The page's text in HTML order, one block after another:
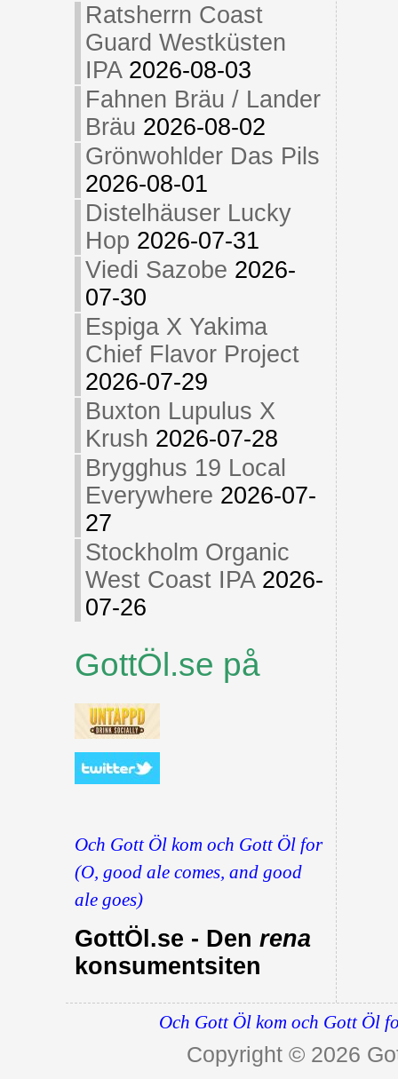
Ratsherrn Coast
Guard Westküsten
IPA 2026-08-03
Fahnen Bräu / Lander
Bräu 2026-08-02
Grönwohlder Das Pils
2026-08-01
Distelhäuser Lucky
Hop 2026-07-31
Viedi Sazobe 2026-
07-30
Espiga X Yakima
Chief Flavor Project
2026-07-29
Buxton Lupulus X
Krush 2026-07-28
Brygghus 19 Local
Everywhere 2026-07-
27
Stockholm Organic
West Coast IPA 2026-
07-26
GottÖl.se på
Och Gott Öl kom och Gott Öl for
(O, good ale comes, and good
ale goes)
GottÖl.se - Den rena
konsumentsiten
Och Gott Öl kom och Gott Öl
Copyright © 2026